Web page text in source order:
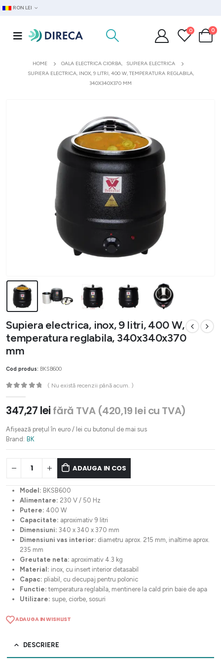
RON LEI
0 0
HOME OALA ELECTRICA CIORBA,
SUPIERA ELECTRICA
SUPIERA ELECTRICA, INOX, 9 LITRI, 400 W, TEMPERATURA REGLABILA,
340X340X370 MM
Supiera electrica, inox, 9 litri, 400 W,
temperatura reglabila, 340x340x370
mm
Cod produs: BKSB600
( Nu există recenzii până acum. )
347,27 lei fără TVA (420,19 lei cu TVA)
Afișează prețul în euro / lei cu butonul de mai sus
Brand: BK
ADAUGA IN COS
Model: BKSB600
Alimentare: 230 V / 50 Hz
Putere: 400 W
Capacitate: aproximativ 9 litri
Dimensiuni: 340 x 340 x 370 mm
Dimensiuni vas interior: diametru aprox. 215 mm, inaltime aprox.
235 mm
Greutate neta: aproximativ 4.3 kg
Material: inox, cu insert interior detasabil
Capac: pliabil, cu decupaj pentru polonic
Functie: temperatura reglabila, mentinere la cald prin baie de apa
Utilizare: supe, ciorbe, sosuri
ADAUGA IN WISHLIST
DESCRIERE